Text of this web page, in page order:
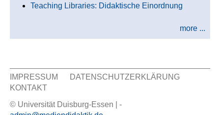
Teaching Libraries: Didaktische Einordnung
more ...
Sekundär Menü
IMPRESSUM
DATENSCHUTZERKLÄRUNG
KONTAKT
© Universität Duisburg-Essen | -